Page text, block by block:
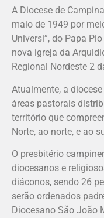
A Diocese de
maio de 1949 por
Universi”, do Papa
nova igreja da
Regional Nordeste 2
Atualmente, a
áreas pastorais
território que
Norte, ao norte, e ao
O presbitério
diocesanos e
diáconos, sendo 26
serão ordenados
Diocesano São João